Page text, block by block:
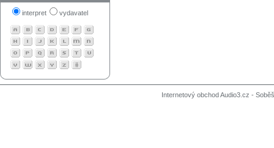
interpret vydavatel
Internetový obchod Audio3.cz -